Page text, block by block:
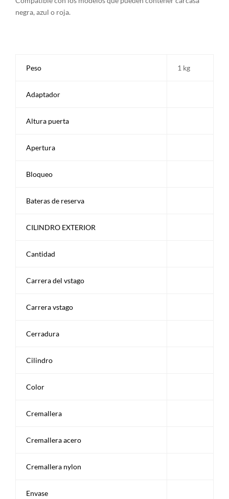
negra, azul o roja.
Peso 1 kg
Adaptador
Altura puerta
Apertura
Bloqueo
Bateras de reserva
CILINDRO EXTERIOR
Cantidad
Carrera del vstago
Carrera vstago
Cerradura
Cilindro
Color
Cremallera
Cremallera acero
Cremallera nylon
Envase